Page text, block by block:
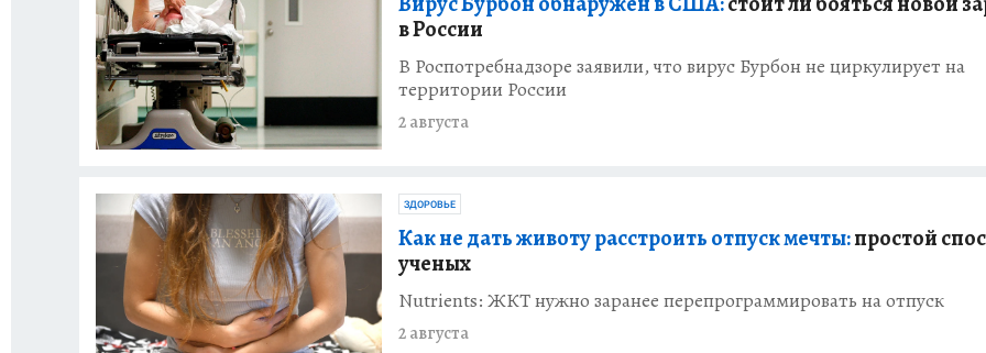
в России
В Роспотребнадзоре заявили, что вирус Бурбон не циркулирует на
территории России
2 августа
ЗДОРОВЬЕ
Как не дать животу расстроить отпуск мечты:простой
ученых
Nutrients: ЖКТ нужно заранее перепрограммировать на отпуск
2 августа